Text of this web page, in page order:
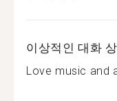
이상적인 대화
Love music and